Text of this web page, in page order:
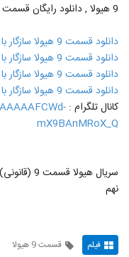
9 هیولا , دانلود رایگان قسمت 9 هیولا, دانلود قانونی قسمت 9 هیولا
دانلود قسمت 9 هیولا سازگار با موبایل
دانلود قسمت 9 هیولا سازگار با کامپیوتر
دانلود قسمت 9 هیولا سازگار با تلویزیون
دانلود قسمت 9 هیولا سازگار با تمام دستگاه ها
کانال تلگرام :
mX9BAnMRoX_Q
سریال
نهم
فیلم قسمت 9 هیولا